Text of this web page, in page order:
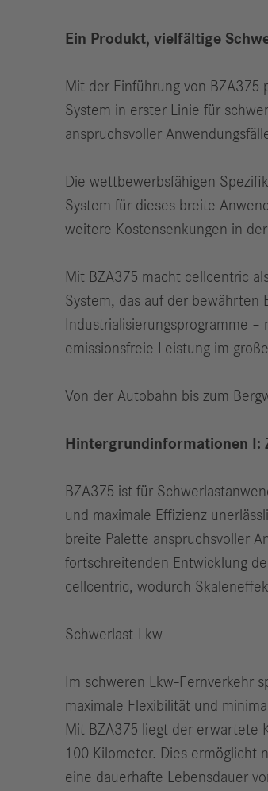
Ein Produkt, vielfältige
Mit der Einführung von
System in erster Linie für
anspruchsvoller
Die wettbewerbsfähigen
System für dieses breite
weitere Kostensenkungen in
Mit BZA375 macht cellcentric
System, das auf der bewährten
Industrialisierungsprogramme
emissionsfreie Leistung im
Von der Autobahn bis zum
Hintergrundinformationen I:
BZA375 ist für
und maximale Effizienz
breite Palette anspruchsvoller
fortschreitenden Entwicklung
cellcentric, wodurch
Schwerlast-Lkw
Im schweren Lkw-Fernverkehr
maximale Flexibilität und
Mit BZA375 liegt der erwartete
100 Kilometer. Dies ermöglicht
eine dauerhafte Lebensdauer